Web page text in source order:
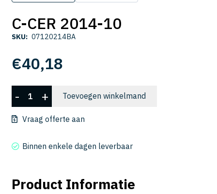
C-CER 2014-10
SKU: 07120214BA
€40,18
CER
2014-
aantal
- + Toevoegen winkelmand
Vraag offerte aan
Binnen enkele dagen leverbaar
Product Informatie